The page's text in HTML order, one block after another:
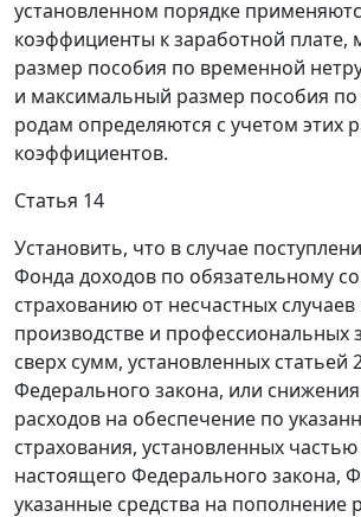
установленном порядке
коэффициенты к заработной плате,
размер пособия по временной
и максимальный размер пособия
родам определяются с учетом этих
коэффициентов.
Статья 14
Установить, что в случае
Фонда доходов по обязательному
страхованию от несчастных случаев
производстве и профессиональных
сверх сумм, установленных статьей
Федерального закона, или
расходов на обеспечение по
страхования, установленных частью
настоящего Федерального закона,
указанные средства на пополнение